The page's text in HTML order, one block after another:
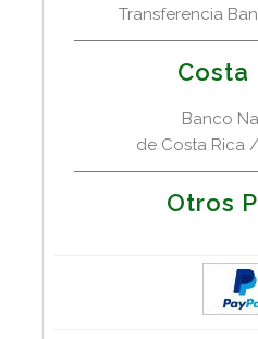
Transferencia
Costa
Banco
de Costa Rica
Otros